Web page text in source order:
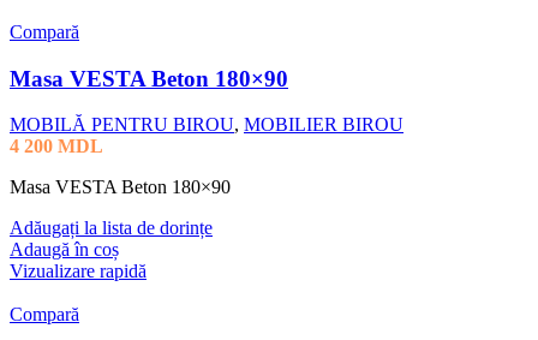
Compară
Masa VESTA Beton 180×90
MOBILĂ PENTRU BIROU, MOBILIER BIROU
4 200 MDL
Masa VESTA Beton 180×90
Adăugați la lista de dorințe
Adaugă în coș
Vizualizare rapidă
Compară